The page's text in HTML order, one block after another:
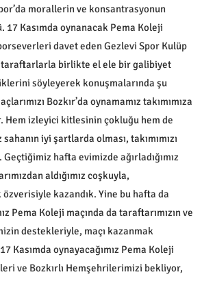
morallerin ve konsantrasyonun
Kasımda oynanacak Pema Koleji
davet eden Gezlevi Spor Kulüp
taraftarlarla birlikte el ele bir galibiyet
söyleyerek konuşmalarında şu
Bozkır’da oynamamız takımımıza
Hem izleyici kitlesinin çokluğu hem de
sahanın iyi şartlarda olması, takımımızı
hafta evimizde ağırladığımız
aldığımız coşkuyla,
özverisiyle kazandık. Yine bu hafta da
Pema Koleji maçında da taraftarımızın ve
destekleriyle, maçı kazanmak
Kasımda oynayacağımız Pema Koleji
ve Bozkırlı Hemşehrilerimizi bekliyor,